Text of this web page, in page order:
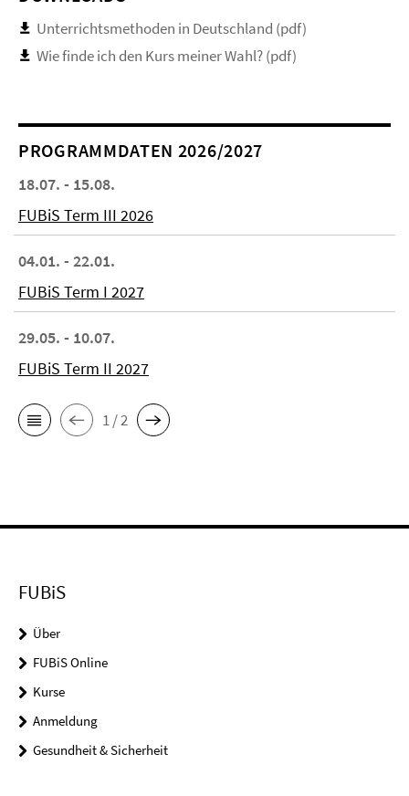
Unterrichtsmethoden in Deutschland (pdf)
Wie finde ich den Kurs meiner Wahl? (pdf)
PROGRAMMDATEN 2026/2027
18.07. - 15.08.
FUBiS Term III 2026
04.01. - 22.01.
FUBiS Term I 2027
29.05. - 10.07.
FUBiS Term II 2027
1 / 2
FUBiS
Über
FUBiS Online
Kurse
Anmeldung
Gesundheit & Sicherheit